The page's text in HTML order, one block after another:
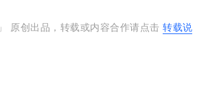
」 原创出品，转载或内容合作请点击转载说